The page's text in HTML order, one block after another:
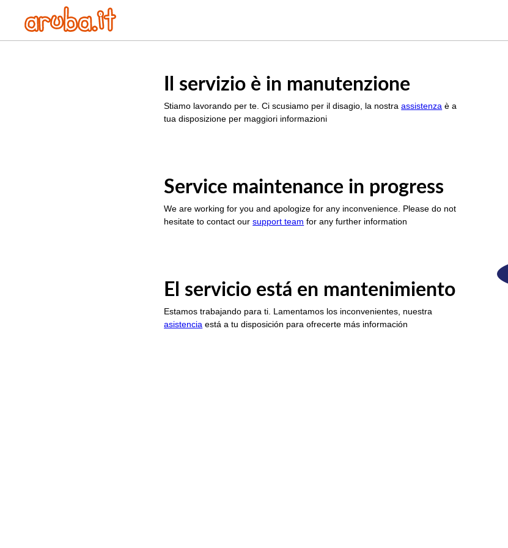
Il servizio è in manutenzione
Stiamo lavorando per te. Ci scusiamo per il disagio, la nostraassistenza è a
tua disposizione per maggiori informazioni
Service maintenance in progress
We are working for you and apologize for any inconvenience. Please do not
hesitate to contact oursupport team for any further information
El servicio está en mantenimiento
Estamos trabajando para ti. Lamentamos los inconvenientes, nuestra
asistencia está a tu disposición para ofrecerte más información